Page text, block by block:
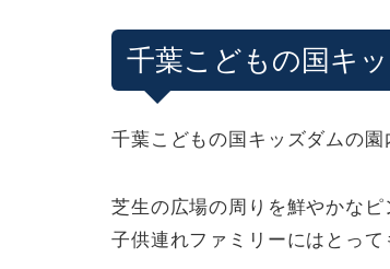
千葉こどもの国キ
千葉こどもの国キッズダムの園
芝生の広場の周りを鮮やかな
子供連れファミリーにはとって